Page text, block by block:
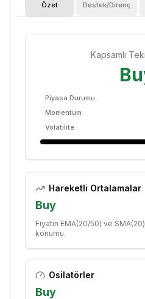
Özet Destek/Direnç
Kapsamlı
Piyasa Durumu
Momentum
Volatilite
Hareketli Ortalamalar
Buy
Fiyatın EMA(20/50) ve
konumu.
Osilatörler
Buy